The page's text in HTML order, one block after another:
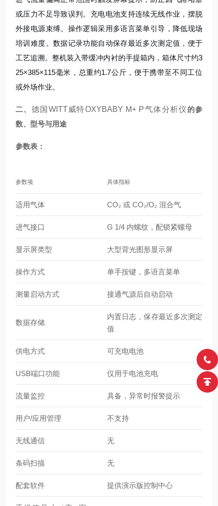
或压力不足导致误判。充电电池支持连续无线作业，摆脱
外接电源束缚。操作逻辑采用多语言菜单引导，降低现场
培训难度。数据记录功能自动保存最近多次测定值，便于
工艺追溯。整机装入带缓冲内衬的手提箱内，箱体尺寸约3
25×385×115毫米，总重约1.7公斤，便于携带至不同工位
或外场作业。
二、 德国WITT威特OXYBABY M+ P气体分析仪 的参
数、型号与用途
参数表：
参数项 具体指标
适用气体 CO₂ 或 CO₂/O₂ 混合气
进气接口 G 1/4 内螺纹，配锁紧螺母
显示屏类型 大型背光图形显示屏
操作方式 单手按键，多语言菜单
测量启动方式 接通气源后自动启动
数据存储
内置日志，保存最近多次测定
值
供电方式 可充电电池
USB端口功能 仅用于电池充电
流量监控 具备，异常时报警提示
用户/应用管理 不支持
无线通信 无
条码扫描 无
配套软件 提供演示版控制中心